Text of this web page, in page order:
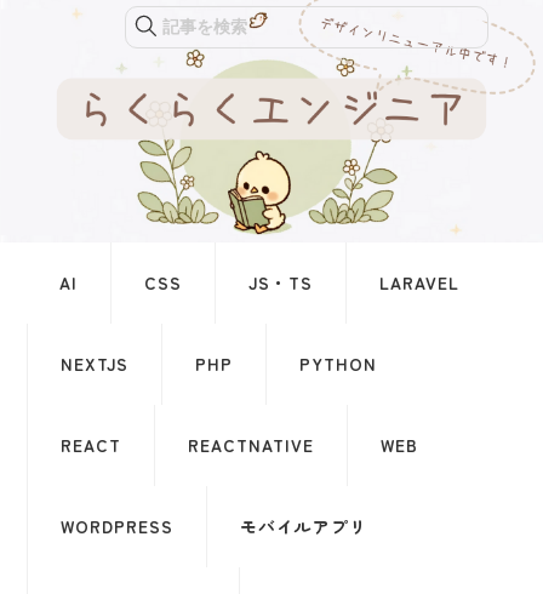
記事を検索
AI CSS JS・TS LARAVEL
NEXTJS PHP PYTHON
REACT REACTNATIVE WEB
WORDPRESS モバイルアプリ